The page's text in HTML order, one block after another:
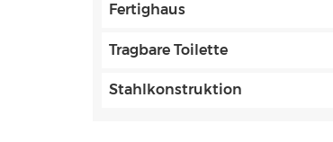
Fertighaus
Tragbare Toilette
Stahlkonstruktion